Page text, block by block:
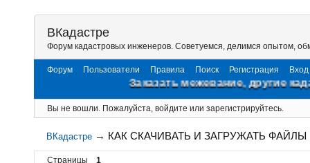
ВКадастре
Форум кадастровых инженеров. Советуемся, делимся опытом,
Форум Пользователи Правила Поиск Регистрация Вход
Заказать межевание, другие
Вы не вошли. Пожалуйста, войдите или зарегистрируйтесь.
ВКадастре → КАК СКАЧИВАТЬ И ЗАГРУЖАТЬ ФАЙЛЫ
Страницы
1